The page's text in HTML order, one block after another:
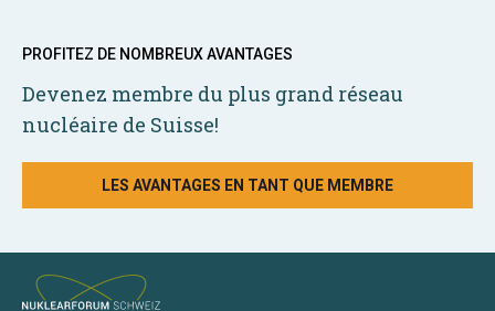
PROFITEZ DE NOMBREUX AVANTAGES
Devenez membre du plus grand réseau
nucléaire de Suisse!
LES AVANTAGES EN TANT QUE MEMBRE